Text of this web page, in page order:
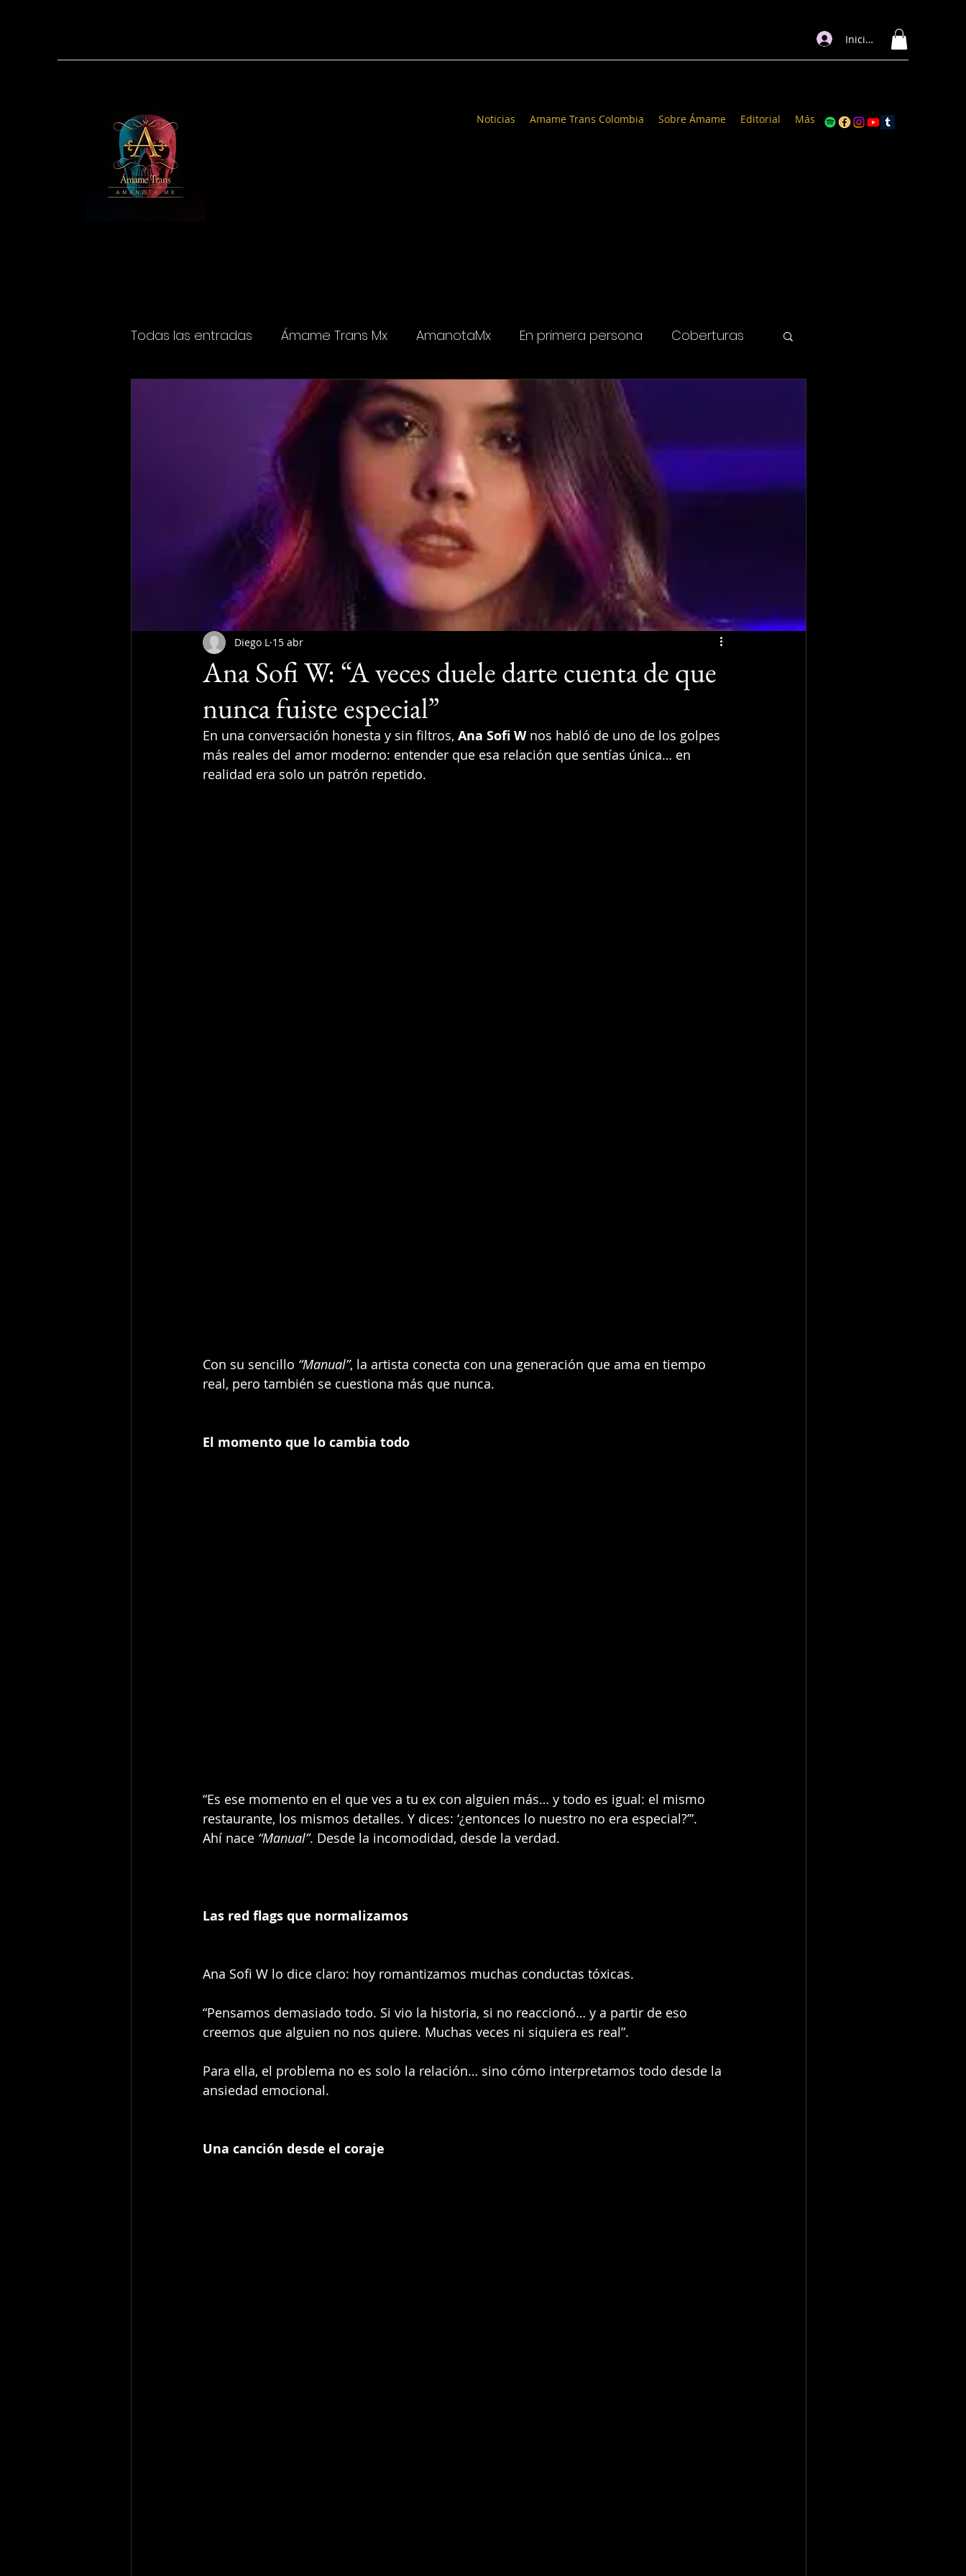
Iniciar sesión
Noticias Amame Trans Colombia Sobre Ámame Editorial Más
Todas las entradas Ámame Trans Mx AmanotaMx En primera persona Coberturas
Cine y televisión Salud & bienestar Ámame Trans Colombia
Ana Sofi W: “A veces duele darte cuenta de que
nunca fuiste especial”
Diego L 15 abr
En una conversación honesta y sin filtros, Ana Sofi W nos habló de uno de los golpes
más reales del amor moderno: entender que esa relación que sentías única… en
realidad era solo un patrón repetido.
Con su sencillo “Manual”, la artista conecta con una generación que ama en tiempo
real, pero también se cuestiona más que nunca.
El momento que lo cambia todo
“Es ese momento en el que ves a tu ex con alguien más… y todo es igual: el mismo
restaurante, los mismos detalles. Y dices: ‘¿entonces lo nuestro no era especial?’”.
Ahí nace “Manual”. Desde la incomodidad, desde la verdad.
Las red flags que normalizamos
Ana Sofi W lo dice claro: hoy romantizamos muchas conductas tóxicas.
“Pensamos demasiado todo. Si vio la historia, si no reaccionó… y a partir de eso
creemos que alguien no nos quiere. Muchas veces ni siquiera es real”.
Para ella, el problema no es solo la relación… sino cómo interpretamos todo desde la
ansiedad emocional.
Una canción desde el coraje